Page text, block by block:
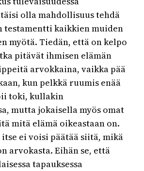
olla mahdollisuus tehdä
testamentti kaikkien muiden
myötä. Tiedän, että on kelpo
pitävät ihmisen elämän
arvokkaina, vaikka pää
kun pelkkä ruumis enää
toki, kullakin
mutta jokaisella myös omat
mitä elämä oikeastaan on.
ei voisi päätää siitä, mikä
arvokasta. Eihän se, että
tapauksessa